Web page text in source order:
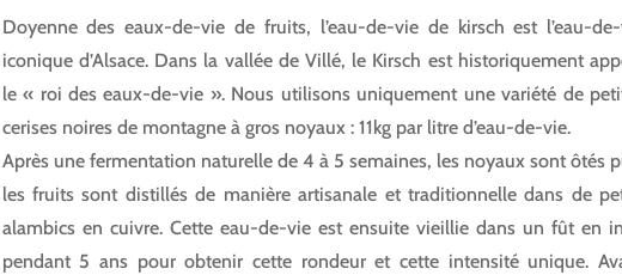
Doyenne des eaux-de-vie de fruits, l’eau-de-vie de kirsch est l’eau-
iconique d’Alsace. Dans la vallée de Villé, le Kirsch est historiquement
le « roi des eaux-de-vie ». Nous utilisons uniquement une variété de
cerises noires de montagne à gros noyaux : 11kg par litre d’eau-de-vie.
Après une fermentation naturelle de 4 à 5 semaines, les noyaux sont ôtés
les fruits sont distillés de manière artisanale et traditionnelle dans de
alambics en cuivre. Cette eau-de-vie est ensuite vieillie dans un fût en
pendant 5 ans pour obtenir cette rondeur et cette intensité unique.